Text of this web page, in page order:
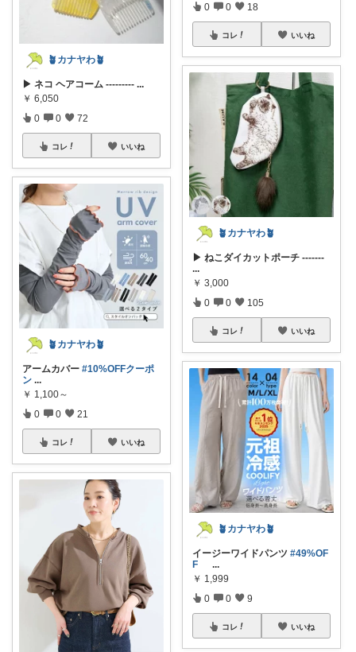
🪴カナヤわ🪴
▶ ネコ ヘアコーム --------- ...
￥ 6,050
0 0 72
コレ いいね
🪴カナヤわ🪴
アームカバー #10%OFFクーポ
ン ...
￥ 1,100～
0 0 21
コレ いいね
0 0 18
コレ いいね
🪴カナヤわ🪴
▶ ねこダイカットポーチ -------
...
￥ 3,000
0 0 105
コレ いいね
🪴カナヤわ🪴
イージーワイドパンツ #49%OF
F
...
￥ 1,999
0 0 9
コレ いいね